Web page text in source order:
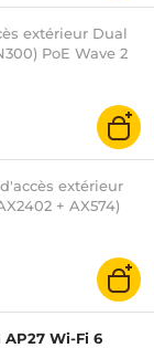
extérieur Dual
PoE Wave 2
extérieur
+ AX574)
Wi-Fi 6